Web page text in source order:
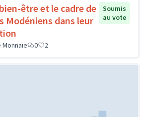
être et le cadre de
Modéniens dans leur
Soumis
au vote
0 2